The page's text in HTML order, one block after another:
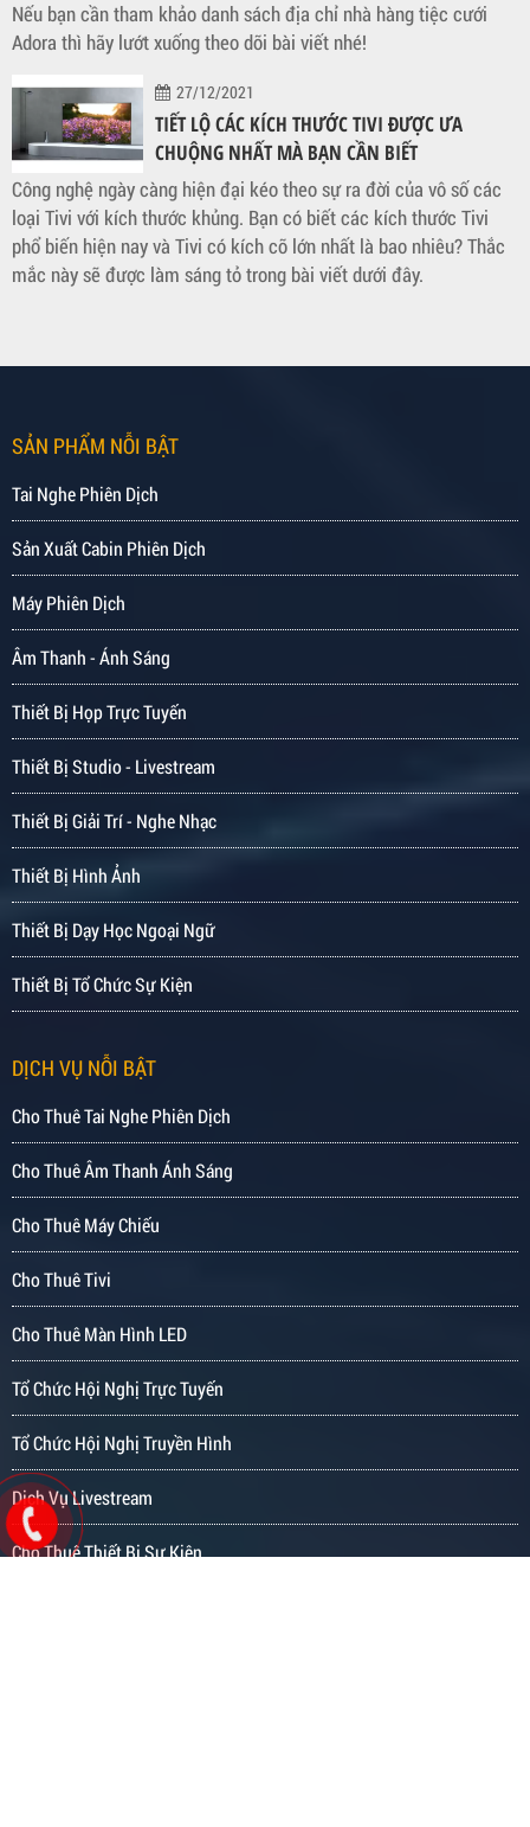
Nếu bạn cần tham khảo danh sách địa chỉ nhà hàng tiệc cưới
Adora thì hãy lướt xuống theo dõi bài viết nhé!
27/12/2021
TIẾT LỘ CÁC KÍCH THƯỚC TIVI ĐƯỢC ƯA
CHUỘNG NHẤT MÀ BẠN CẦN BIẾT
Công nghệ ngày càng hiện đại kéo theo sự ra đời của vô số các
loại Tivi với kích thước khủng. Bạn có biết các kích thước Tivi
phổ biến hiện nay và Tivi có kích cỡ lớn nhất là bao nhiêu? Thắc
mắc này sẽ được làm sáng tỏ trong bài viết dưới đây.
SẢN PHẨM NỖI BẬT
Tai Nghe Phiên Dịch
Sản Xuất Cabin Phiên Dịch
Máy Phiên Dịch
Âm Thanh - Ánh Sáng
Thiết Bị Họp Trực Tuyến
Thiết Bị Studio - Livestream
Thiết Bị Giải Trí - Nghe Nhạc
Thiết Bị Hình Ảnh
Thiết Bị Dạy Học Ngoại Ngữ
Thiết Bị Tổ Chức Sự Kiện
DỊCH VỤ NỖI BẬT
Cho Thuê Tai Nghe Phiên Dịch
Cho Thuê Âm Thanh Ánh Sáng
Cho Thuê Máy Chiếu
Cho Thuê Tivi
Cho Thuê Màn Hình LED
Tổ Chức Hội Nghị Trực Tuyến
Tổ Chức Hội Nghị Truyền Hình
Dịch Vụ Livestream
Cho Thuê Thiết Bị Sự Kiện